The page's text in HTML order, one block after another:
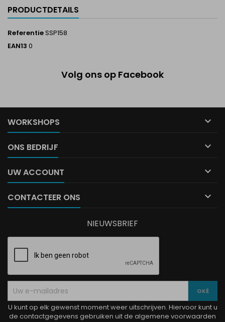
PRODUCTDETAILS
ReferentieSSP158
EAN13 0
Volg ons op Facebook
WORKSHOPS 
ONS BEDRIJF 
UW ACCOUNT 
CONTACTEER ONS 
NIEUWSBRIEF
U kunt op elk gewenst moment weer uitschrijven. Hiervoor kunt u
de contactgegevens gebruiken uit de algemene voorwaarden